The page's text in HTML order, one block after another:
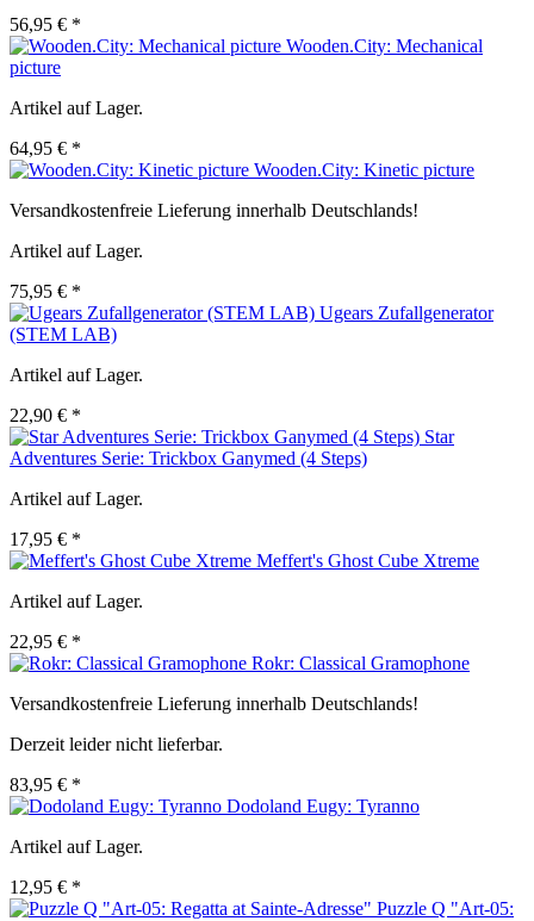
56,95 € *
Wooden.City: Mechanical
picture
Artikel auf Lager.
64,95 € *
Wooden.City: Kinetic picture
Versandkostenfreie Lieferung innerhalb Deutschlands!
Artikel auf Lager.
75,95 € *
Ugears Zufallgenerator
(STEM LAB)
Artikel auf Lager.
22,90 € *
Star
Adventures Serie: Trickbox Ganymed (4 Steps)
Artikel auf Lager.
17,95 € *
Meffert's Ghost Cube Xtreme
Artikel auf Lager.
22,95 € *
Rokr: Classical Gramophone
Versandkostenfreie Lieferung innerhalb Deutschlands!
Derzeit leider nicht lieferbar.
83,95 € *
Dodoland Eugy: Tyranno
Artikel auf Lager.
12,95 € *
Puzzle Q "Art-05: